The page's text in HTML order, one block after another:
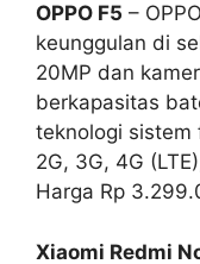
OPPO F5 –
keunggulan di
20MP dan
berkapasitas
teknologi sistem
2G, 3G, 4G
Harga Rp
Xiaomi Redmi